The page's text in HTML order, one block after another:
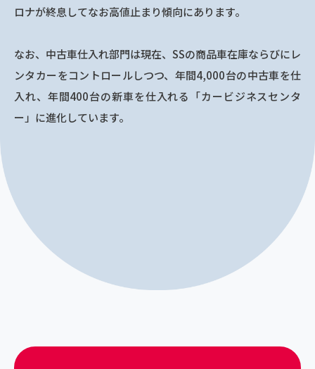
ロナが終息してなお高値止まり傾向にあります。
なお、中古車仕入れ部門は現在、SSの商品車在庫ならびにレ
ンタカーをコントロールしつつ、年間4,000台の中古車を仕
入れ、年間400台の新車を仕入れる「カービジネスセンタ
ー」に進化しています。